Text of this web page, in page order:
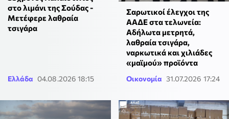
στο λιμάνι της Σούδας -
Μετέφερε λαθραία
τσιγάρα
Ελλάδα 04.08.2026 18:15
Σαρωτικοί έλεγχοι της
ΑΑΔΕ στα τελωνεία:
Αδήλωτα μετρητά,
λαθραία τσιγάρα,
ναρκωτικά και χιλιάδες
«μαϊμού» προϊόντα
Οικονομία 31.07.2026 17:24